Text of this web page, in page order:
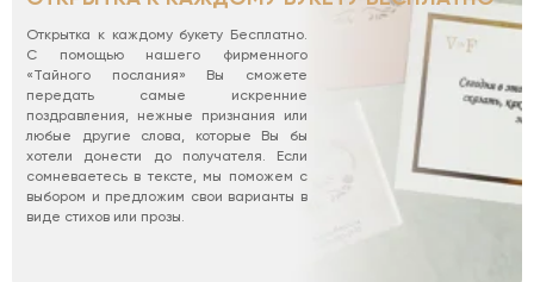
Открытка к каждому букету Бесплатно.
С помощью нашего фирменного
«Тайного послания» Вы сможете
передать самые искренние
поздравления, нежные признания или
любые другие слова, которые Вы бы
хотели донести до получателя. Если
сомневаетесь в тексте, мы поможем с
выбором и предложим свои варианты в
виде стихов или прозы.